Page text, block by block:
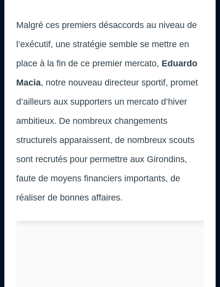
Malgré ces premiers désaccords au niveau de
l’exécutif, une stratégie semble se mettre en
place à la fin de ce premier mercato, Eduardo
Macia, notre nouveau directeur sportif, promet
d’ailleurs aux supporters un mercato d’hiver
ambitieux. De nombreux changements
structurels apparaissent, de nombreux scouts
sont recrutés pour permettre aux Girondins,
faute de moyens financiers importants, de
réaliser de bonnes affaires.